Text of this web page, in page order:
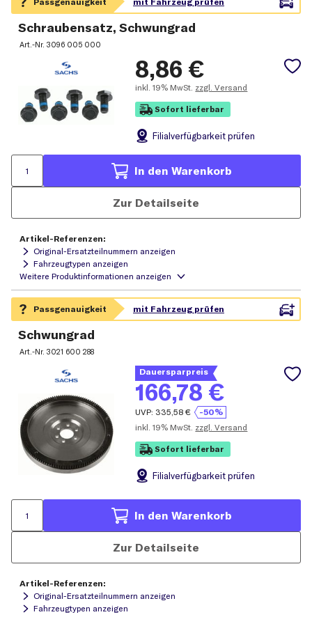
Schraubensatz, Schwungrad
Art.-Nr.3096 005 000
8,86 €
inkl. 19% MwSt. zzgl. Versand
Sofort lieferbar
Filialverfügbarkeit prüfen
In den Warenkorb
Zur Detailseite
Artikel-Referenzen:
Original-Ersatzteilnummern anzeigen
Fahrzeugtypen anzeigen
Schwungrad
Art.-Nr.3021 600 288
Dauersparpreis
166,78 €
UVP: 335,58 €
-50%
inkl. 19% MwSt. zzgl. Versand
Sofort lieferbar
Filialverfügbarkeit prüfen
In den Warenkorb
Zur Detailseite
Artikel-Referenzen:
Original-Ersatzteilnummern anzeigen
Fahrzeugtypen anzeigen